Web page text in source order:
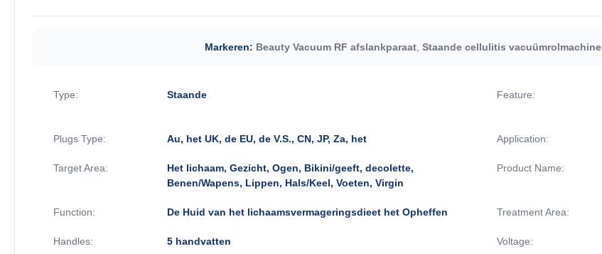
Markeren: Beauty Vacuum RF afslankparaat, Staande cellulitis vacuümrolmachine,
Type: Staande Feature:
Plugs Type: Au, het UK, de EU, de V.S., CN, JP, Za, het Application:
Target Area:
Het lichaam, Gezicht, Ogen, Bikini/geeft, decolette,
Benen/Wapens, Lippen, Hals/Keel, Voeten, Virgin
Product Name:
Function: De Huid van het lichaamsvermageringsdieet het Opheffen Treatment Area:
Handles: 5 handvatten Voltage: